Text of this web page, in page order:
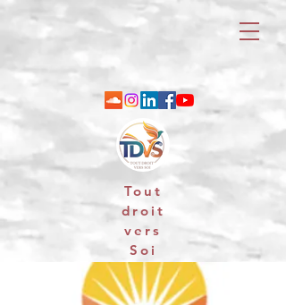
06 88 25 79 74 / email : contact
Tout
droit
vers
Soi